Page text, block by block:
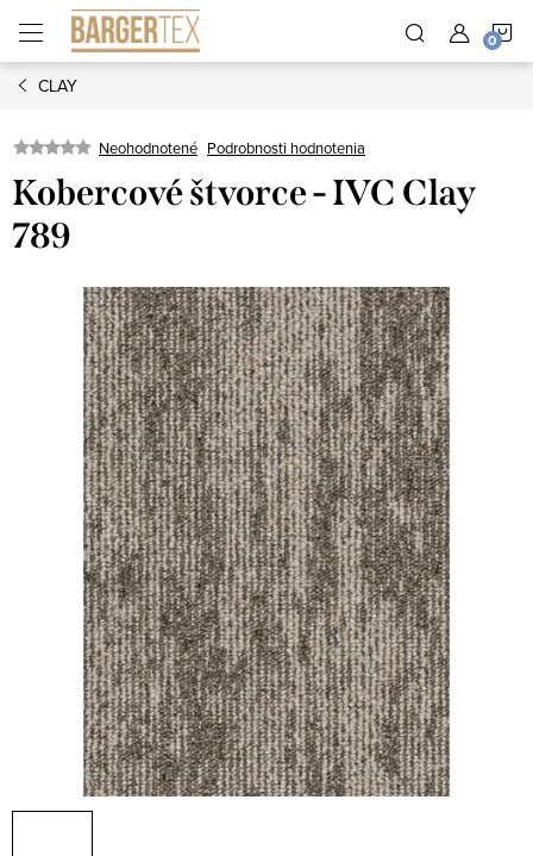
obsah
CLAY
Neohodnotené Podrobnosti hodnotenia
Kobercové štvorce - IVC Clay
789